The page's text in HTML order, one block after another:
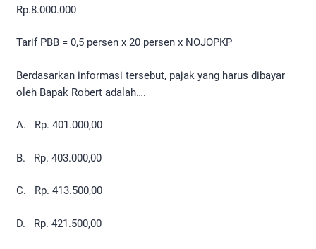
Rp.8.000.000
Tarif PBB = 0,5 persen x 20 persen x NOJOPKP
Berdasarkan informasi tersebut, pajak yang harus dibayar
oleh Bapak Robert adalah….
A. Rp. 401.000,00
B. Rp. 403.000,00
C. Rp. 413.500,00
D. Rp. 421.500,00